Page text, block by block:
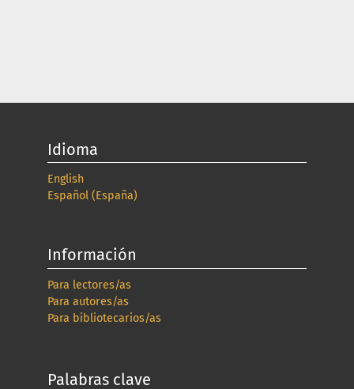
Idioma
English
Español (España)
Información
Para lectores/as
Para autores/as
Para bibliotecarios/as
Palabras clave